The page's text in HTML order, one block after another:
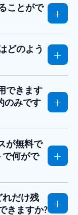
ことがで
どのよう
できます
のみです
が無料で
で何がで
れだけ残
きますか?